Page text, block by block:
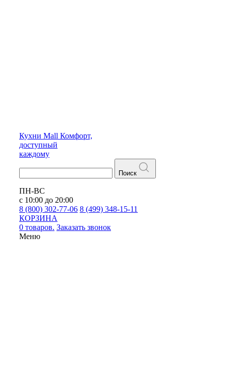
Кухни Mall Комфорт,
доступный
каждому
Поиск
ПН-ВС
с 10:00 до 20:00
8 (800) 302-77-06 8 (499) 348-15-11
КОРЗИНА
0 товаров. Заказать звонок
Меню